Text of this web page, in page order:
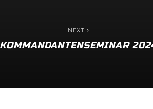
NEXT
KOMMANDANTENSEMINAR